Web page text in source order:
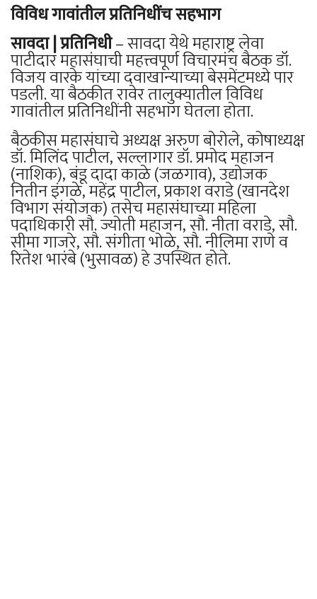
विविध गावांतील प्रतिनिधींच सहभाग
सावदा | प्रतिनिधी– सावदा येथे महाराष्ट्र लेवा
पाटीदार महासंघाची महत्त्वपूर्ण विचारमंच बैठक डॉ.
विजय वारके यांच्या दवाखान्याच्या बेसमेंटमध्ये पार
पडली. या बैठकीत रावेर तालुक्यातील विविध
गावांतील प्रतिनिधींनी सहभाग घेतला होता.
बैठकीस महासंघाचे अध्यक्ष अरुण बोरोले, कोषाध्यक्ष
डॉ. मिलिंद पाटील, सल्लागार डॉ. प्रमोद महाजन
(नाशिक), बंडू दादा काळे (जळगाव), उद्योजक
नितीन इंगळे, महेंद्र पाटील, प्रकाश वराडे (खानदेश
विभाग संयोजक) तसेच महासंघाच्या महिला
पदाधिकारी सौ. ज्योती महाजन, सौ. नीता वराडे, सौ.
सीमा गाजरे, सौ. संगीता भोळे, सौ. नीलिमा राणे व
रितेश भारंबे (भुसावळ) हे उपस्थित होते.